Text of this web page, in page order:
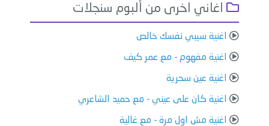
اغاني اخرى من ألبوم سنجلات
اغنية سيبي نفسك خالص
اغنية مفهوم - مع عمر كيف
اغنية عين سحرية
اغنية كان على عيني - مع حميد الشاعري
اغنية مش اول مرة - مع غالية